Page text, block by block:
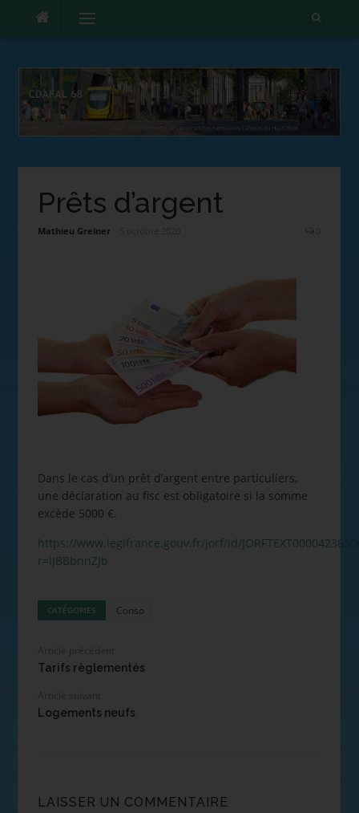
Menu
Prêts d’argent
Mathieu Greiner
Dans le cas d’un prêt d’argent entre particuliers,
une déclaration au fisc est obligatoire si la somme
excède 5000 €.
https://www.legifrance.gouv.fr/jorf/id/
r=lJBBbnnZJb
CATÉGORIES Conso
Tarifs règlementés
Logements neufs
LAISSER UN COMMENTAIRE